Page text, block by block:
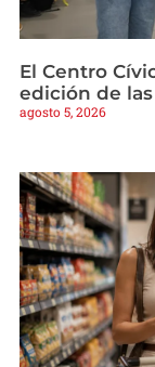
El Centro
edición de
agosto 5, 2026